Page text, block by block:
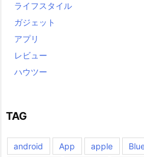
ライフスタイル
ガジェット
アプリ
レビュー
ハウツー
TAG
android App apple